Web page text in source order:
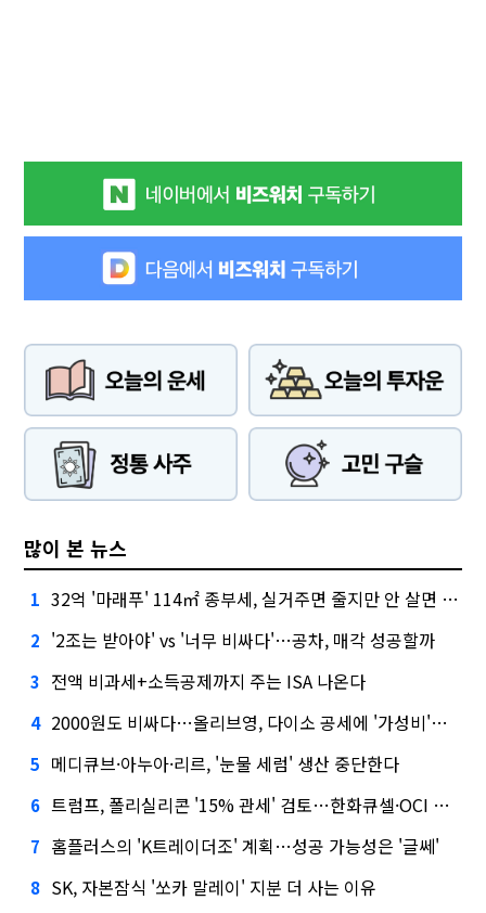
많이 본 뉴스
1 32억 '마래푸' 114㎡ 종부세, 실거주면 줄지만 안 살면 2.5배
2 '2조는 받아야' vs '너무 비싸다'…공차, 매각 성공할까
3 전액 비과세+소득공제까지 주는 ISA 나온다
4 2000원도 비싸다…올리브영, 다이소 공세에 '가성비'로 맞불
5 메디큐브·아누아·리르, '눈물 세럼' 생산 중단한다
6 트럼프, 폴리실리콘 '15% 관세' 검토…한화큐셀·OCI 영향은?
7 홈플러스의 'K트레이더조' 계획…성공 가능성은 '글쎄'
8 SK, 자본잠식 '쏘카 말레이' 지분 더 사는 이유